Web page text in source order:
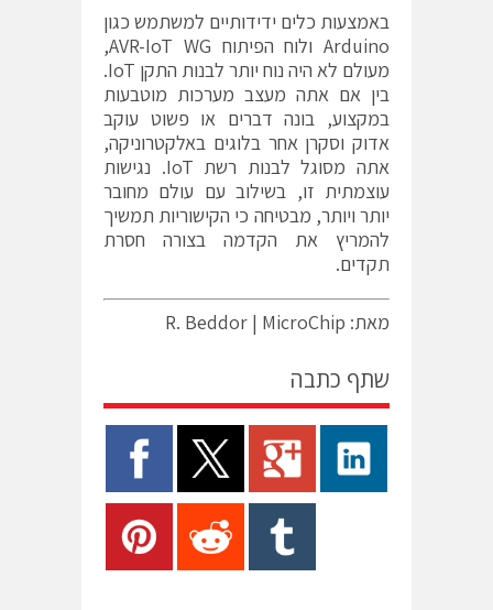
באמצעות כלים ידידותיים למשתמש כגון
Arduino ולוח הפיתוח AVR-IoT WG,
מעולם לא היה נוח יותר לבנות התקן IoT.
בין אם אתה מעצב מערכות מוטבעות
במקצוע, בונה דברים או פשוט עוקב
אדוק וסקרן אחר בלוגים באלקטרוניקה,
אתה מסוגל לבנות רשת IoT. נגישות
עוצמתית זו, בשילוב עם עולם מחובר
יותר ויותר, מבטיחה כי הקישוריות תמשיך
להמריץ את הקדמה בצורה חסרת
תקדים.
מאת: R. Beddor | MicroChip
שתף כתבה